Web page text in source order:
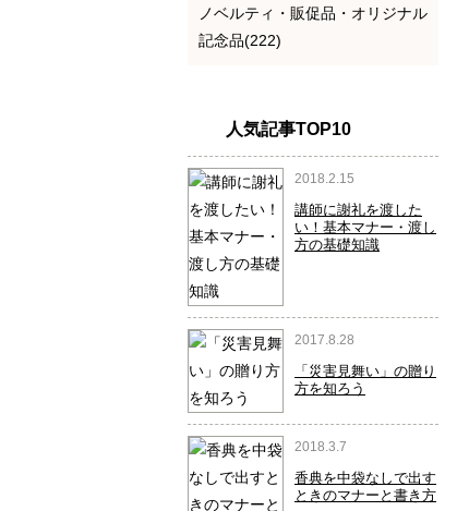
ノベルティ・販促品・オリジナル
記念品(222)
人気記事TOP10
2018.2.15
講師に謝礼を渡した
い！基本マナー・渡し
方の基礎知識
2017.8.28
「災害見舞い」の贈り
方を知ろう
2018.3.7
香典を中袋なしで出す
ときのマナーと書き方